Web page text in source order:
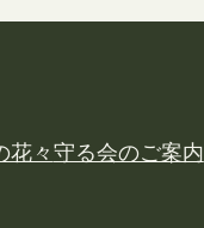
花々守る会のご案内